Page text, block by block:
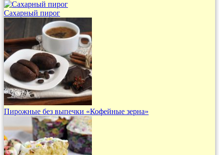
Сахарный пирог
Пирожные без выпечки «Кофейные зерна»